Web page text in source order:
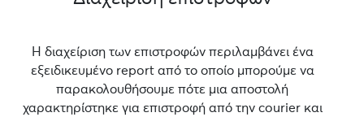
Η διαχείριση των επιστροφών περιλαμβάνει ένα
εξειδικευμένο report από το οποίο μπορούμε να
παρακολουθήσουμε πότε μια αποστολή
χαρακτηρίστηκε για επιστροφή από την courier και